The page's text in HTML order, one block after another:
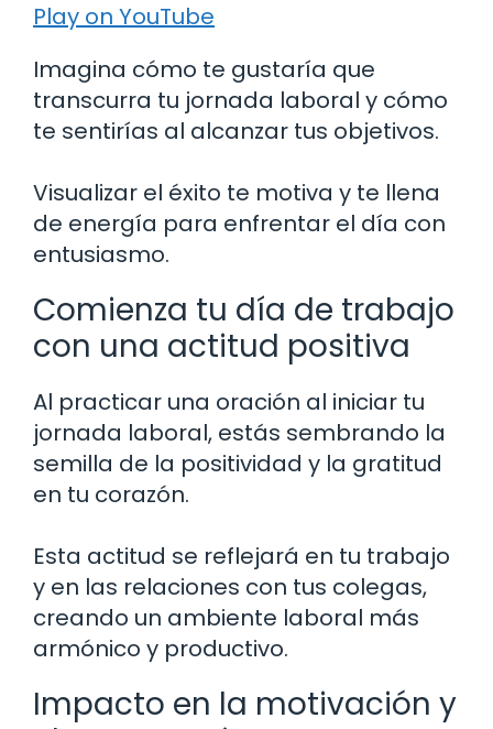
Play on YouTube
Imagina cómo te gustaría que
transcurra tu jornada laboral y cómo
te sentirías al alcanzar tus objetivos.
Visualizar el éxito te motiva y te llena
de energía para enfrentar el día con
entusiasmo.
Comienza tu día de trabajo
con una actitud positiva
Al practicar una oración al iniciar tu
jornada laboral, estás sembrando la
semilla de la positividad y la gratitud
en tu corazón.
Esta actitud se reflejará en tu trabajo
y en las relaciones con tus colegas,
creando un ambiente laboral más
armónico y productivo.
Impacto en la motivación y